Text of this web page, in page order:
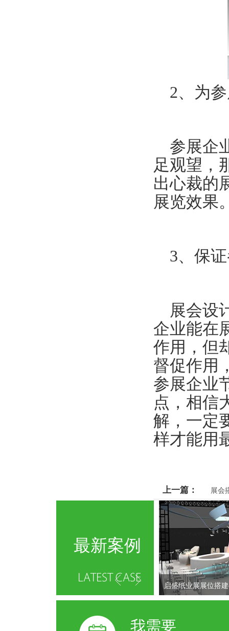
2、为参
参展企
足观望，
出心裁的
展览效果
3、保证
展会设
企业能在
作用，但
督促作用
参展企业
点，相信
解，一定
样才能用
上一篇： 展会
最新案例
启盛纸业展展位搭建
我需要